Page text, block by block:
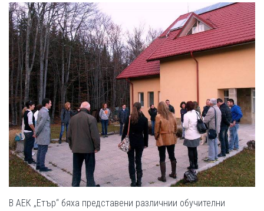
В АЕК „Етър“ бяха представени различнии обучителни